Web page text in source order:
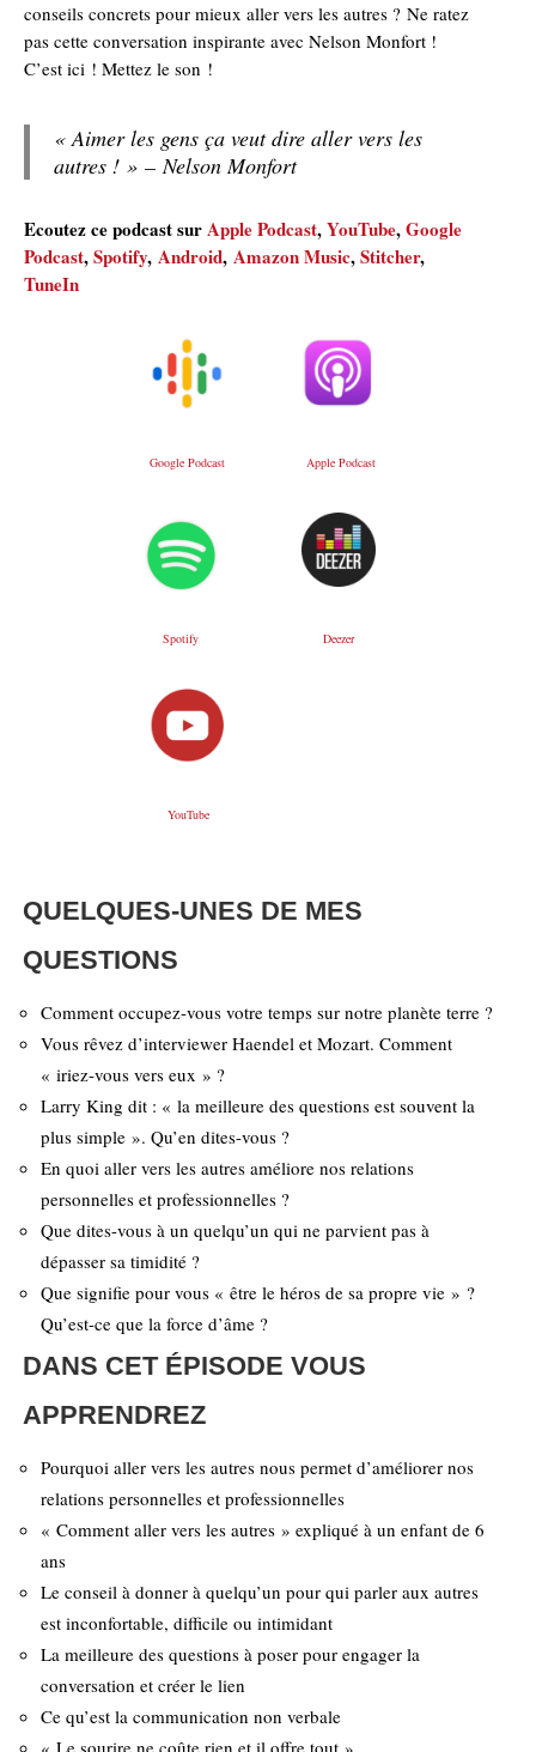
conseils concrets pour mieux aller vers les autres ? Ne ratez
pas cette conversation inspirante avec Nelson Monfort !
C’est ici ! Mettez le son !
« Aimer les gens ça veut dire aller vers les
autres ! » – Nelson Monfort
Ecoutez ce podcast surApple Podcast,YouTube,Google
Podcast,Spotify,Android,Amazon Music,Stitcher,
TuneIn
Google Podcast Apple Podcast
Spotify Deezer
YouTube
QUELQUES-UNES DE MES
QUESTIONS
Comment occupez-vous votre temps sur notre planète terre ?
Vous rêvez d’interviewer Haendel et Mozart. Comment
« iriez-vous vers eux » ?
Larry King dit : « la meilleure des questions est souvent la
plus simple ». Qu’en dites-vous ?
En quoi aller vers les autres améliore nos relations
personnelles et professionnelles ?
Que dites-vous à un quelqu’un qui ne parvient pas à
dépasser sa timidité ?
Que signifie pour vous « être le héros de sa propre vie » ?
Qu’est-ce que la force d’âme ?
DANS CET ÉPISODE VOUS
APPRENDREZ
Pourquoi aller vers les autres nous permet d’améliorer nos
relations personnelles et professionnelles
« Comment aller vers les autres » expliqué à un enfant de 6
ans
Le conseil à donner à quelqu’un pour qui parler aux autres
est inconfortable, difficile ou intimidant
La meilleure des questions à poser pour engager la
conversation et créer le lien
Ce qu’est la communication non verbale